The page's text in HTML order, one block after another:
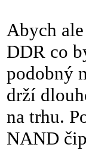
Abych
DDR co
podobný
drží
na trhu.
NAND